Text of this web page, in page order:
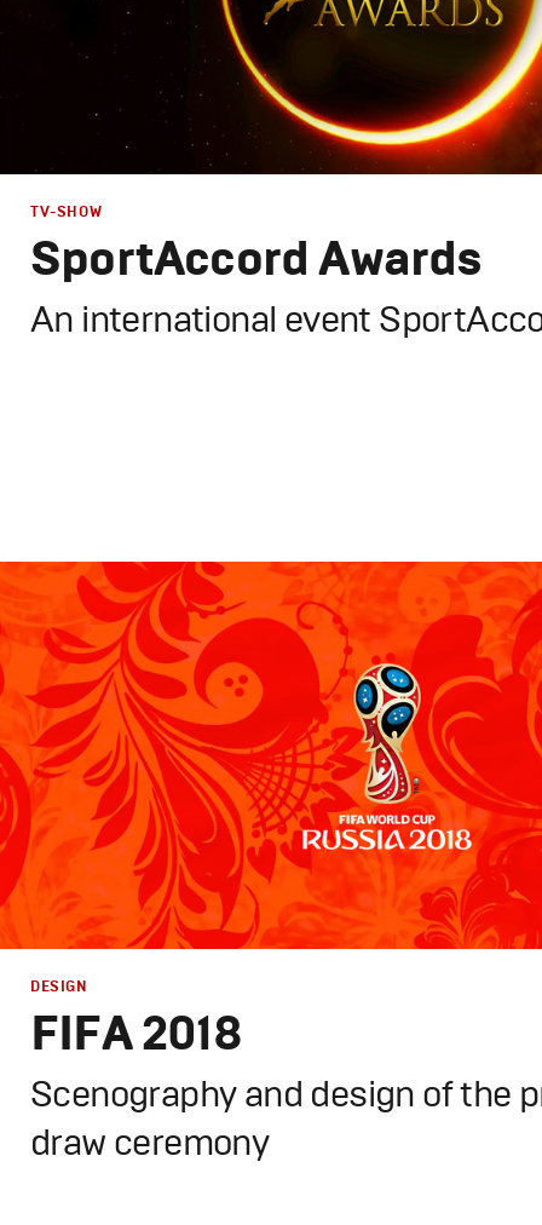
SportAccord Awards
An international event
Branding, Design,TV-Show
Спортивный брендинг, Графический дизайн
Сет
Полный цикл,Промо
TV-SHOW
FIFA 2018
Scenography and design of the
draw ceremony
DESIGN